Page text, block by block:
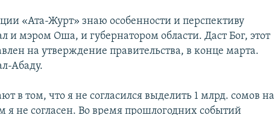
«Ата-Журт» знаю особенности и перспективу
и мэром Оша, и губернатором области. Даст Бог, этот
на утверждение правительства, в конце марта.
Абаду.
в том, что я не согласился выделить 1 млрд. сомов на
не согласен. Во время прошлогодних событий